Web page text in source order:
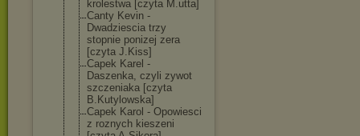
krolestwa [czyta M.utta]
Canty Kevin -
Dwadziescia trzy
stopnie ponizej zera
[czyta J.Kiss]
Capek Karel -
Daszenka, czyli zywot
szczeniaka [czyta
B.Kutylowska]
Capek Karol - Opowiesci
z roznych kieszeni